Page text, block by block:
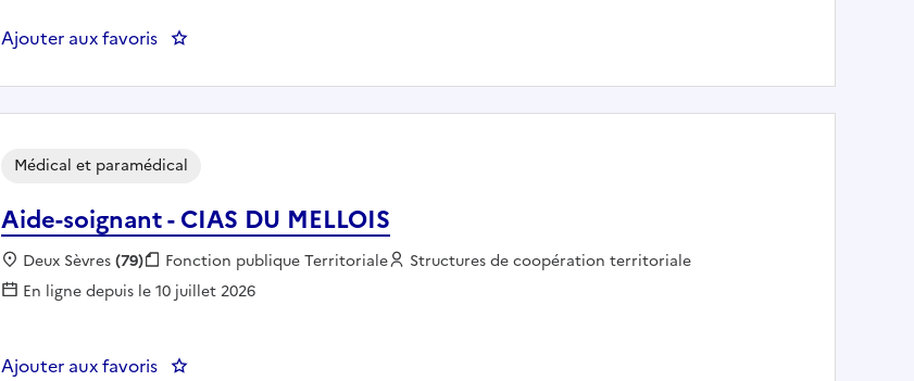
Ajouter aux favoris : MEDECIN GENERALISTE - DISTRE
Aide-soignant - CIAS DU MELLOIS
Médical et paramédical
Localisation :
Deux Sèvres(79) Fonction publique :
Fonction publique Territoriale Employeur :
Structures de coopération territoriale
En ligne depuis le 10 juillet 2026
Ajouter aux favoris : Aide-soignant - CIAS DU MELLOIS